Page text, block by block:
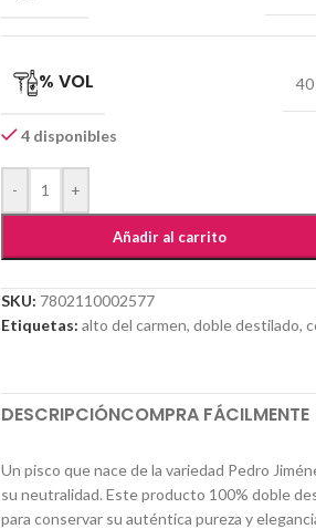
% VOL 40
4 disponibles
- +
Añadir al carrito
SKU: 7802110002577
Etiquetas: alto del carmen, doble destilado,
DESCRIPCIÓNCOMPRA FÁCILMENTE
Un pisco que nace de la variedad Pedro
su neutralidad. Este producto 100% doble
para conservar su auténtica pureza y